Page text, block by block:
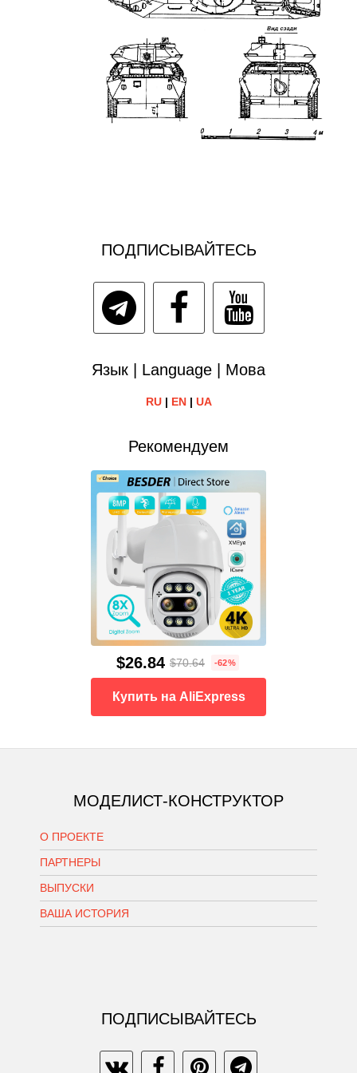
ПОДПИСЫВАЙТЕСЬ
Язык | Language | Мова
RU| EN| UA
Рекомендуем
$26.84 $70.64 -62%
Купить на AliExpress
МОДЕЛИСТ-КОНСТРУКТОР
О ПРОЕКТЕ
ПАРТНЕРЫ
ВЫПУСКИ
ВАША ИСТОРИЯ
ПОДПИСЫВАЙТЕСЬ